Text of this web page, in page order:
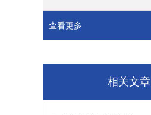
查看更多
相关文章